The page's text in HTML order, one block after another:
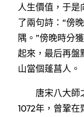
人生價值，于是
了兩句詩：“傍
隅。”傍晚時分
起來，最后再盤
山當個蓬菖人。
唐宋八大師
1072年，曾鞏